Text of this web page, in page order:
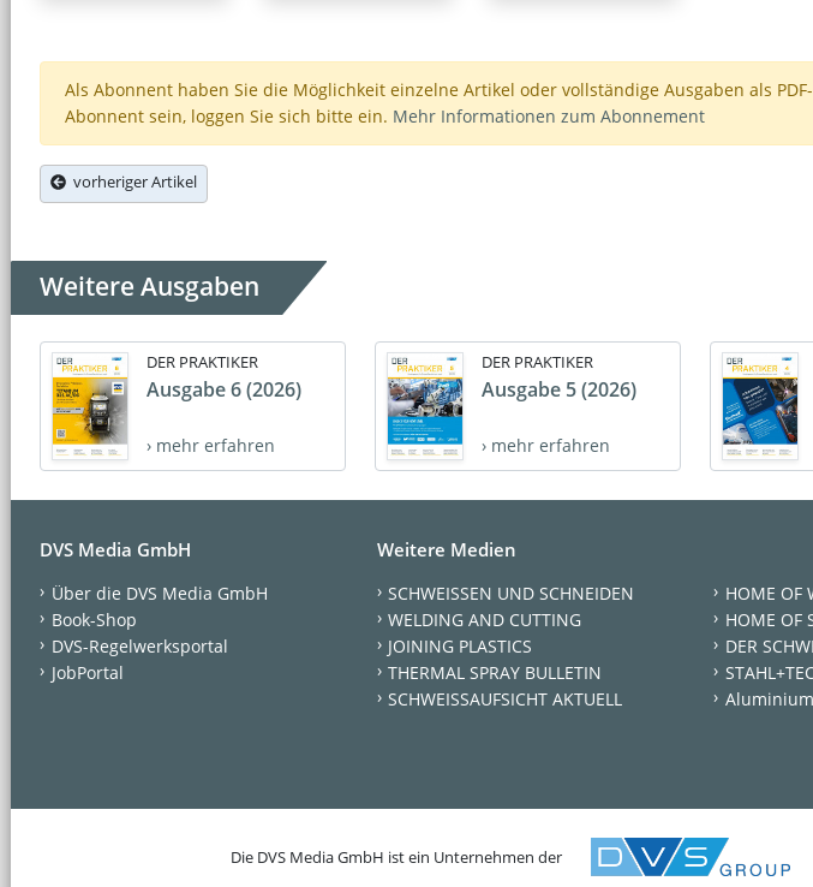
Als Abonnent haben Sie die Möglichkeit einzelne Artikel oder vollständige Ausgaben als
Abonnent sein, loggen Sie sich bitte ein. Mehr Informationen zum Abonnement
vorheriger Artikel
Weitere Ausgaben
DER PRAKTIKER
Ausgabe 6 (2026)
› mehr erfahren
DER PRAKTIKER
Ausgabe 5 (2026)
› mehr erfahren
DVS Media GmbH
Über die DVS Media GmbH
Book-Shop
DVS-Regelwerksportal
JobPortal
Weitere Medien
SCHWEISSEN UND SCHNEIDEN
WELDING AND CUTTING
JOINING PLASTICS
THERMAL SPRAY BULLETIN
SCHWEISSAUFSICHT AKTUELL
HOME OF
HOME OF
DER
Die DVS Media GmbH ist ein Unternehmen der